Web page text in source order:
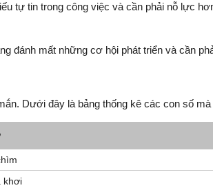
tự tin trong công việc và cần phải nỗ lực
đánh mất những cơ hội phát triển và cần
Dưới đây là bảng thống kê các con số
khơi